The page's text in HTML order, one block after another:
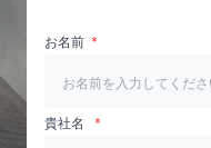
お名前
貴社名